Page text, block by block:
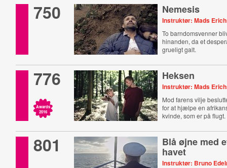
750 Nemesis
Instruktør: Mads
To barndomsvenner
hinanden, da et
grueligt galt.
776
Awards
2016
Heksen
Instruktør: Mads
Mod farens vilje
for at hjælpe en
kvinde, som er på flugt.
801 Blå øjne med
havet
Instruktør: Bruno